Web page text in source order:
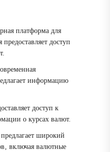
платформа для
предоставляет доступ
информацию
доступ к
о курсах валют.
широкий
включая валютные